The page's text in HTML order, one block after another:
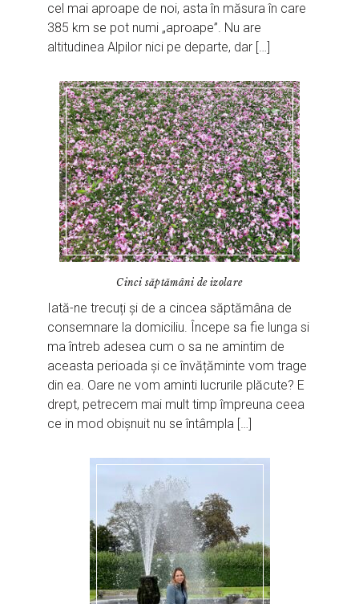
cel mai aproape de noi, asta în măsura în care
385 km se pot numi „aproape”. Nu are
altitudinea Alpilor nici pe departe, dar […]
Cinci săptămâni de izolare
Iată-ne trecuți și de a cincea săptămâna de
consemnare la domiciliu. Începe sa fie lunga si
ma întreb adesea cum o sa ne amintim de
aceasta perioada și ce învățăminte vom trage
din ea. Oare ne vom aminti lucrurile plăcute? E
drept, petrecem mai mult timp împreuna ceea
ce in mod obișnuit nu se întâmpla […]